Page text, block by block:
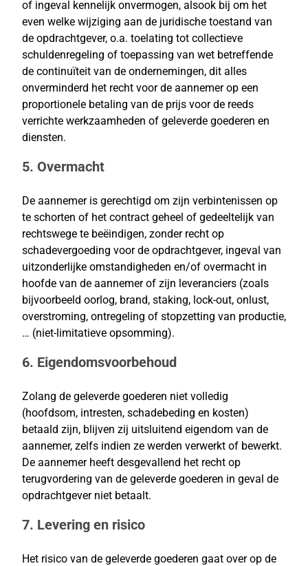
of ingeval kennelijk onvermogen, alsook bij om het
even welke wijziging aan de juridische toestand van
de opdrachtgever, o.a. toelating tot collectieve
schuldenregeling of toepassing van wet betreffende
de continuïteit van de ondernemingen, dit alles
onverminderd het recht voor de aannemer op een
proportionele betaling van de prijs voor de reeds
verrichte werkzaamheden of geleverde goederen en
diensten.
5. Overmacht
De aannemer is gerechtigd om zijn verbintenissen op
te schorten of het contract geheel of gedeeltelijk van
rechtswege te beëindigen, zonder recht op
schadevergoeding voor de opdrachtgever, ingeval van
uitzonderlijke omstandigheden en/of overmacht in
hoofde van de aannemer of zijn leveranciers (zoals
bijvoorbeeld oorlog, brand, staking, lock-out, onlust,
overstroming, ontregeling of stopzetting van productie,
… (niet-limitatieve opsomming).
6. Eigendomsvoorbehoud
Zolang de geleverde goederen niet volledig
(hoofdsom, intresten, schadebeding en kosten)
betaald zijn, blijven zij uitsluitend eigendom van de
aannemer, zelfs indien ze werden verwerkt of bewerkt.
De aannemer heeft desgevallend het recht op
terugvordering van de geleverde goederen in geval de
opdrachtgever niet betaalt.
7. Levering en risico
Het risico van de geleverde goederen gaat over op de